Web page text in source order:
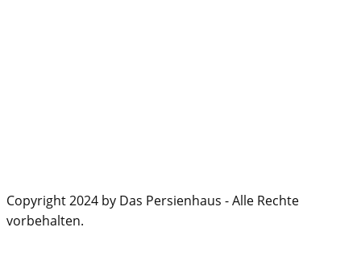
Copyright 2024 by Das Persienhaus - Alle Rechte
vorbehalten.